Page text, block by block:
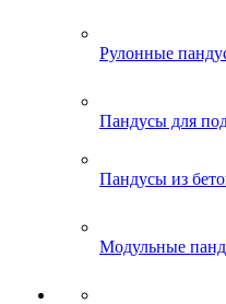
Рулонные
Пандусы для
Пандусы из
Модульные